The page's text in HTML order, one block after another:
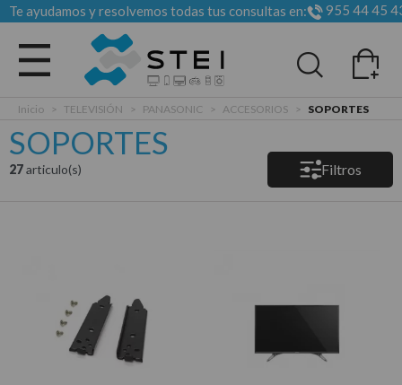
Te ayudamos y resolvemos todas tus consultas en: 955 44 45
Todas las categorias
Inicio > TELEVISIÓN > PANASONIC > ACCESORIOS > SOPORTES
SOPORTES
27articulo(s) Filtros